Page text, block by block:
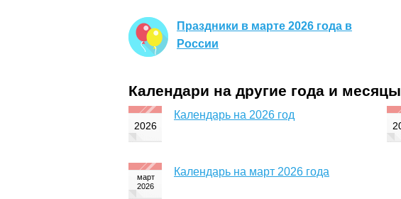
Праздники в марте 2026 года в
России
Календари на другие года и месяцы
Календарь на 2026 год
Календарь на март 2026 года